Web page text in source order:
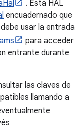
. Esta HAL
encuadernado que
usar la entrada
para acceder
entrante durante
las claves de
llamando a